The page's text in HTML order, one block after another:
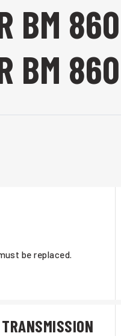
BM
BM 860
be replaced.